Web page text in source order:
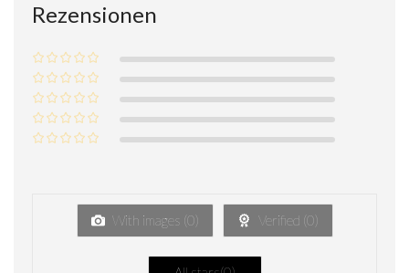
Rezensionen
With images (0) Verified (0)